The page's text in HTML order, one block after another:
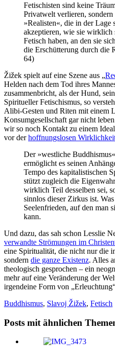
Fetischisten sind keine
Privatwelt verlieren,
»Realisten«, die in der Lage
akzeptieren, wie sie wirklich
Fetisch haben, an den sie
die Erschütterung durch die
64)
Žižek spielt auf eine Szene aus „
Helden nach dem Tod ihres
zusammenbricht, als der Hund,
Spiritueller Fetischismus, so
Alibi-Gesten und Riten mit einem
Konsumgesellschaft gar nicht
wir so noch Kontakt zu einem
vor derhoffnungslosen
Der »westliche
ermöglicht es seinen
Tempo des kapitalistischen
stützt zugleich die
wirklich Teil desselben sei,
sinnlos dieser Zirkus ist.
Seelenfrieden, auf den man
kann.
Und dazu, das sah schon Lesslie
verwandte Strömungen im
eine Spiritualität, die nicht nur die
sondern die ganze Existenz. Alles
theologisch gesprochen – ein
mehr auf eine Veränderung der
irgendeine Form von
Buddhismus, Slavoj Žižek, Fetisch
Posts mit ähnlichen